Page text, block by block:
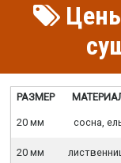
Цены
РАЗМЕР
20 мм сосна,
20 мм